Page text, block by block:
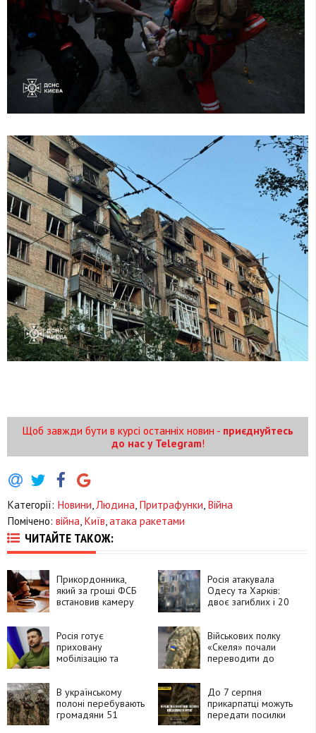
Щоб завжди бути в курсі останніх новин - приєднуйтесь
до нас у Telegram!
Категорії: Новини,Людина, Притрафунки, Війна
Помічено: війна, Київ,атака ракетами
ЧИТАЙТЕ ТАКОЖ:
Прикордонника,
який за гроші ФСБ
встановив камеру
15 років
Росія атакувала
Одесу та Харків:
двоє загиблих і 20
Росія готує
приховану
мобілізацію та
із КНДР, —
Володимир
Зеленський
Військових полку
«Скеля» почали
переводити до
В українському
полоні перебувають
громадяни 51
До 7 серпня
прикарпатці можуть
передати посилки